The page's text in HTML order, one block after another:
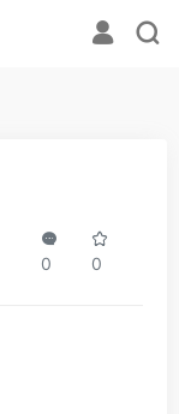
0 0